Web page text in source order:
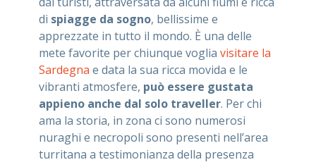
di spiagge da sogno, bellissime e
apprezzate in tutto il mondo. È una delle
mete favorite per chiunque voglia visitare la
Sardegna e data la sua ricca movida e le
vibranti atmosfere, può essere gustata
appieno anche dal solo traveller. Per chi
ama la storia, in zona ci sono numerosi
nuraghi e necropoli sono presenti nell’area
turritana a testimonianza della presenza